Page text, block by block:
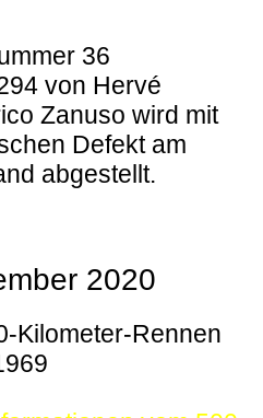
36
von Hervé
Zanuso wird mit
Defekt am
abgestellt.
2020
Kilometer-Rennen